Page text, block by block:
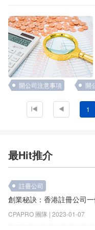
開公司注意事項 開
1
最Hit推介
註冊公司
創業秘訣：香港註冊公司一
CPAPRO 團隊 | 2023-01-07